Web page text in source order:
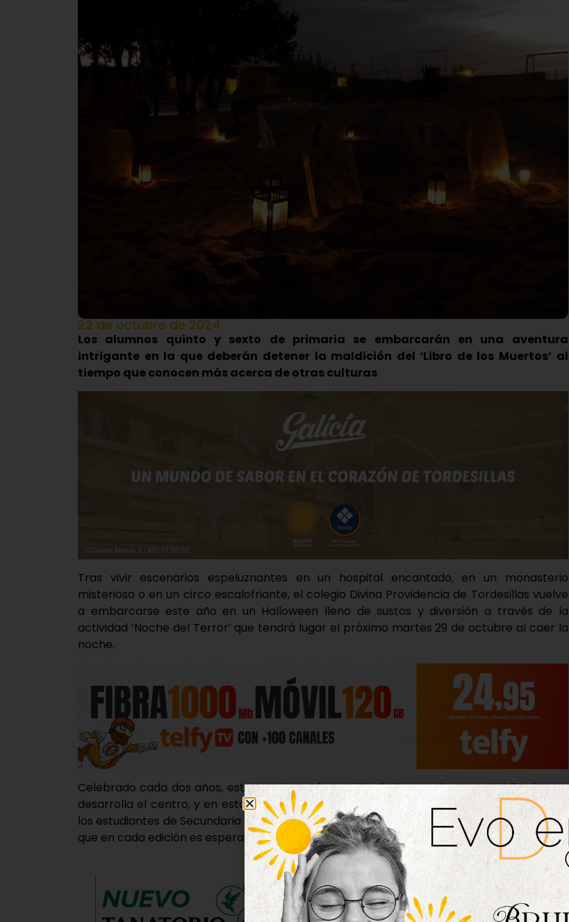
22 de octubre de 2024
Los alumnos quinto y sexto de primaria se embarcarán en una aventura
intrigante en la que deberán detener la maldición del ‘Libro de los Muertos’ al
tiempo que conocen más acerca de otras culturas
Tras vivir escenarios espeluznantes en un hospital encantado, en un monasterio
misterioso o en un circo escalofriante, el colegio Divina Providencia de Tordesillas vuelve
a embarcarse este año en un Halloween lleno de sustos y diversión a través de la
actividad ‘Noche del Terror’ que tendrá lugar el próximo martes 29 de octubre al caer la
noche.
Celebrado cada dos años, este evento está muy vinculado con el proyecto bilingüe que
desarrolla el centro, y en esta línea son los alumnos de los últimos cursos de Primaria, y
los estudiantes de Secundaria quienes se encargan de organizar este recorrido del miedo
que en cada edición es esperado con mucho entusiasmo.